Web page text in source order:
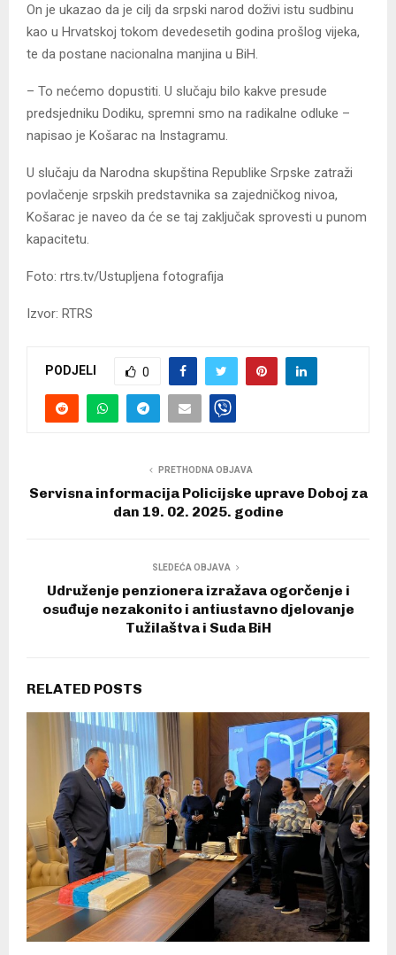
On je ukazao da je cilj da srpski narod doživi istu sudbinu
kao u Hrvatskoj tokom devedesetih godina prošlog vijeka,
te da postane nacionalna manjina u BiH.
– To nećemo dopustiti. U slučaju bilo kakve presude
predsjedniku Dodiku, spremni smo na radikalne odluke –
napisao je Košarac na Instagramu.
U slučaju da Narodna skupština Republike Srpske zatraži
povlačenje srpskih predstavnika sa zajedničkog nivoa,
Košarac je naveo da će se taj zaključak sprovesti u punom
kapacitetu.
Foto: rtrs.tv/Ustupljena fotografija
Izvor: RTRS
PODJELI 0
PRETHODNA OBJAVA
Servisna informacija Policijske uprave Doboj za
dan 19. 02. 2025. godine
SLEDEĆA OBJAVA
Udruženje penzionera izražava ogorčenje i
osuđuje nezakonito i antiustavno djelovanje
Tužilaštva i Suda BiH
RELATED POSTS